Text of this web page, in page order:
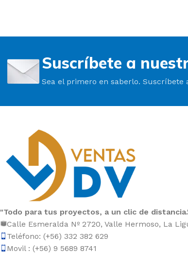
Suscríbete a
Sea el primero en saberlo. Suscríbete
"Todo para tus proyectos, a un clic de
Calle Esmeralda Nº 2720, Valle Hermoso, La
Teléfono: (+56) 332 382 629
Movil : (+56) 9 5689 8741